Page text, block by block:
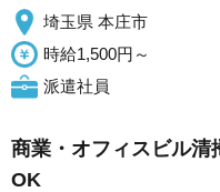
埼玉県 本庄市
時給1,500円～
派遣社員
商業・オフィスビル清
OK